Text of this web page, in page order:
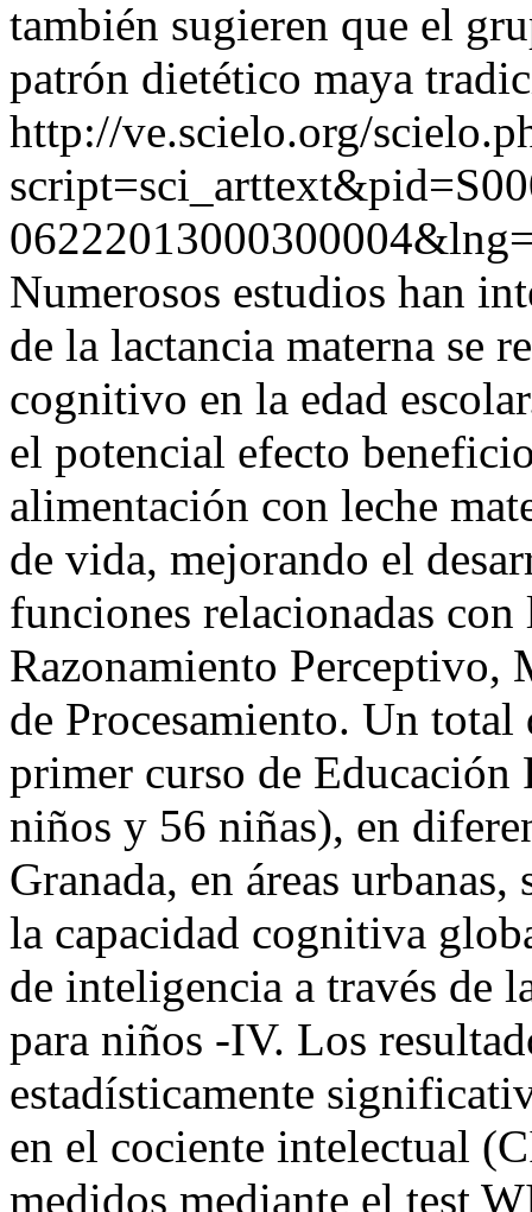
también sugieren que el
patrón dietético maya
http://ve.scielo.org/
Numerosos estudios han
de la lactancia materna se
cognitivo en la edad
el potencial efecto
alimentación con leche
de vida, mejorando el
funciones relacionadas
Razonamiento Perceptivo,
de Procesamiento. Un
primer curso de Educación
niños y 56 niñas), en
Granada, en áreas
la capacidad cognitiva
de inteligencia a través de
para niños -IV. Los
estadísticamente
en el cociente intelectual
medidos mediante el test